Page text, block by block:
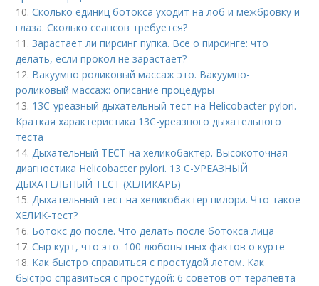
10.Сколько единиц ботокса уходит на лоб и межбровку и
глаза. Сколько сеансов требуется?
11.Зарастает ли пирсинг пупка. Все о пирсинге: что
делать, если прокол не зарастает?
12. Вакуумно роликовый массаж это. Вакуумно-
роликовый массаж: описание процедуры
13. 13С-уреазный дыхательный тест на Helicobacter pylori.
Краткая характеристика 13С-уреазного дыхательного
теста
14.Дыхательный ТЕСТ на хеликобактер. Высокоточная
диагностика Helicobacter pylori. 13 C-УРЕАЗНЫЙ
ДЫХАТЕЛЬНЫЙ ТЕСТ (ХЕЛИКАРБ)
15.Дыхательный тест на хеликобактер пилори. Что такое
ХЕЛИК-тест?
16. Ботокс до после. Что делать после ботокса лица
17.Сыр курт, что это. 100 любопытных фактов о курте
18. Как быстро справиться с простудой летом. Как
быстро справиться с простудой: 6 советов от терапевта